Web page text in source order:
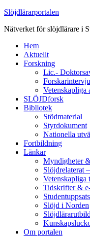
Slöjdlärarportalen
Nätverket för slöjdlärare i
Hem
Aktuellt
Forskning
Lic.-
Vetenskapliga
SLÖJDforsk
Bibliotek
Stödmaterial
Styrdokument
Nationella
Fortbildning
Länkar
Myndigheter
Slöjdrelaterat
Vetenskapliga
Tidskrifter &
Slöjd i Norden
Om portalen